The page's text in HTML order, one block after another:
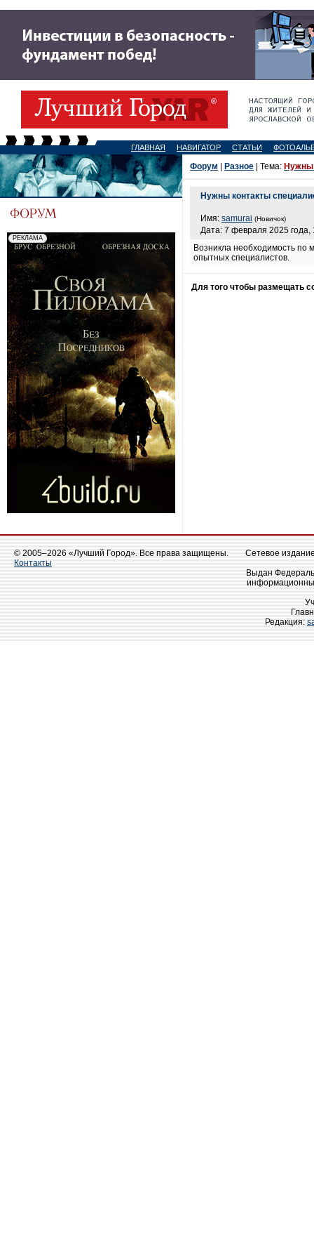
ГЛАВНАЯ НАВИГАТОР СТАТЬИ
Форум Разное | Тема: Нужны
Нужны контакты
Имя: samurai (Новичок)
Дата: 7 февраля 2025 года,
Возникла необходимость по
опытных специалистов.
Для того чтобы размещать
© 2005–2026 «Лучший Город». Все права защищены.
Контакты
Сетевое
Выдан
Редакция: